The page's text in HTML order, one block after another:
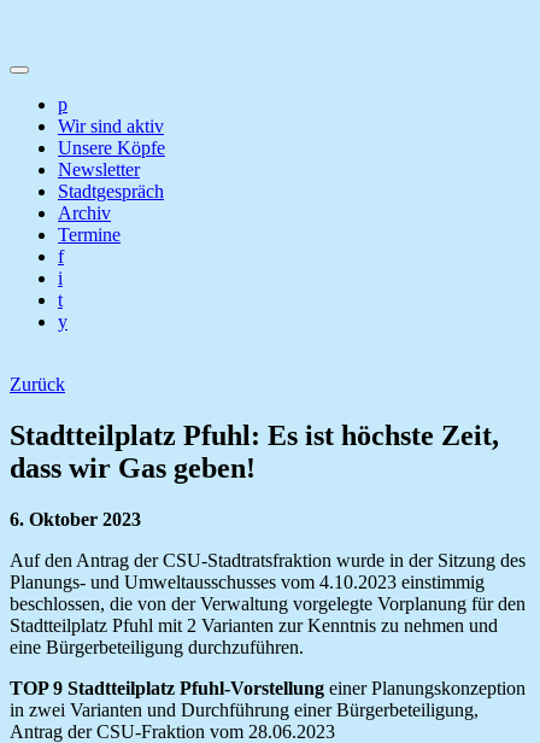
p
Wir sind aktiv
Unsere Köpfe
Newsletter
Stadtgespräch
Archiv
Termine
f
i
t
y
Zurück
Stadtteilplatz Pfuhl: Es ist höchste Zeit,
dass wir Gas geben!
6. Oktober 2023
Auf den Antrag der CSU-Stadtratsfraktion wurde in der Sitzung des
Planungs- und Umweltausschusses vom 4.10.2023 einstimmig
beschlossen, die von der Verwaltung vorgelegte Vorplanung für den
Stadtteilplatz Pfuhl mit 2 Varianten zur Kenntnis zu nehmen und
eine Bürgerbeteiligung durchzuführen.
TOP 9 Stadtteilplatz Pfuhl-Vorstellung einer Planungskonzeption
in zwei Varianten und Durchführung einer Bürgerbeteiligung,
Antrag der CSU-Fraktion vom 28.06.2023